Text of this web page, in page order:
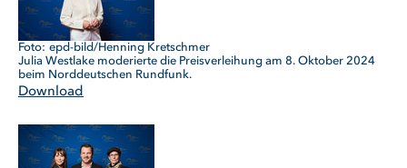
epd-bild/Henning Kretschmer
Julia Westlake moderierte die Preisverleihung am 8. Oktober 2024
beim Norddeutschen Rundfunk.
Download